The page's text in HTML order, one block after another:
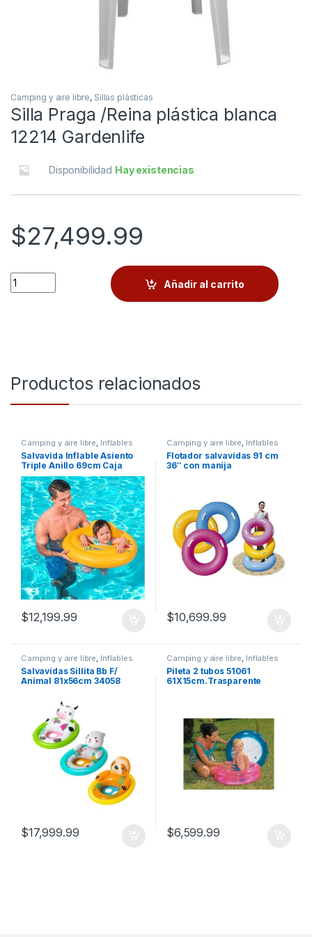
Camping y aire libre, Sillas plásticas
Silla Praga /Reina plástica blanca
12214 Gardenlife
Disponibilidad Hay existencias
$27,499.99
Quantity
Añadir al carrito
Productos relacionados
Camping y aire libre, Inflables
Salvavida Inflable Asiento
Triple Anillo 69cm Caja
32096
$12,199.99
Camping y aire libre, Inflables
Flotador salvavidas 91 cm
36″ con manija
$10,699.99
Camping y aire libre, Inflables
Salvavidas Sillita Bb F/
Animal 81x56cm 34058
$17,999.99
Camping y aire libre, Inflables
Pileta 2 tubos 51061
61X15cm.Trasparente
$6,599.99